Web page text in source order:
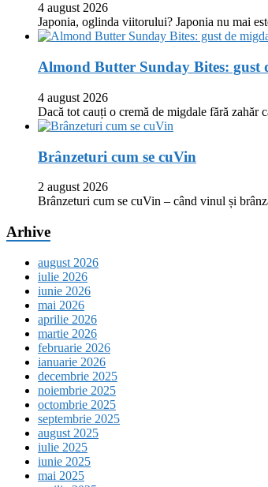
4 august 2026
Japonia, oglinda viitorului? Japonia nu mai
Almond Butter Sunday Bites: gust
4 august 2026
Dacă tot cauți o cremă de migdale fără zahăr
Brânzeturi cum se cuVin
2 august 2026
Brânzeturi cum se cuVin – când vinul și
Arhive
august 2026
iulie 2026
iunie 2026
mai 2026
aprilie 2026
martie 2026
februarie 2026
ianuarie 2026
decembrie 2025
noiembrie 2025
octombrie 2025
septembrie 2025
august 2025
iulie 2025
iunie 2025
mai 2025